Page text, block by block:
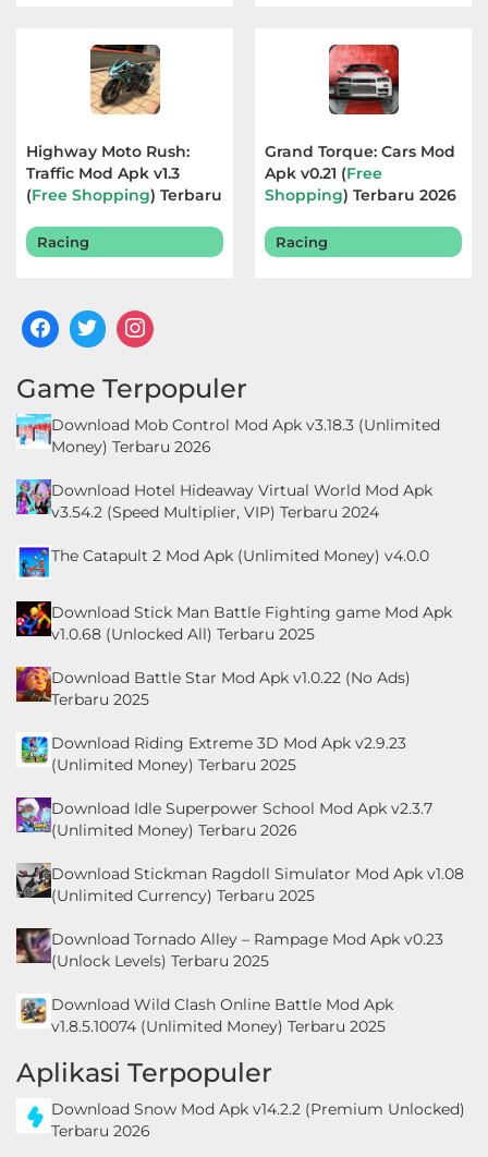
Highway Moto Rush:
Traffic Mod Apk v1.3
(Free Shopping) Terbaru
Racing
Grand Torque: Cars Mod
Apk v0.21 (Free
Shopping) Terbaru 2026
Racing
Game Terpopuler
Download Mob Control Mod Apk v3.18.3 (Unlimited
Money) Terbaru 2026
Download Hotel Hideaway Virtual World Mod Apk
v3.54.2 (Speed Multiplier, VIP) Terbaru 2024
The Catapult 2 Mod Apk (Unlimited Money) v4.0.0
Download Stick Man Battle Fighting game Mod Apk
v1.0.68 (Unlocked All) Terbaru 2025
Download Battle Star Mod Apk v1.0.22 (No Ads)
Terbaru 2025
Download Riding Extreme 3D Mod Apk v2.9.23
(Unlimited Money) Terbaru 2025
Download Idle Superpower School Mod Apk v2.3.7
(Unlimited Money) Terbaru 2026
Download Stickman Ragdoll Simulator Mod Apk v1.08
(Unlimited Currency) Terbaru 2025
Download Tornado Alley – Rampage Mod Apk v0.23
(Unlock Levels) Terbaru 2025
Download Wild Clash Online Battle Mod Apk
v1.8.5.10074 (Unlimited Money) Terbaru 2025
Aplikasi Terpopuler
Download Snow Mod Apk v14.2.2 (Premium Unlocked)
Terbaru 2026